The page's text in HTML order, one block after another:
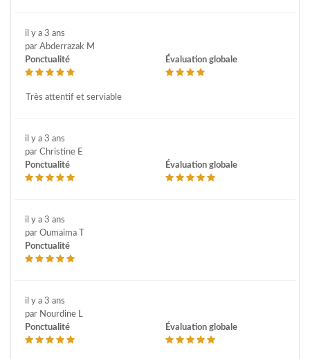
il y a 3 ans
par Abderrazak M
Ponctualité
Évaluation globale
Très attentif et serviable
il y a 3 ans
par Christine E
Ponctualité
Évaluation globale
il y a 3 ans
par Oumaima T
Ponctualité
il y a 3 ans
par Nourdine L
Ponctualité
Évaluation globale